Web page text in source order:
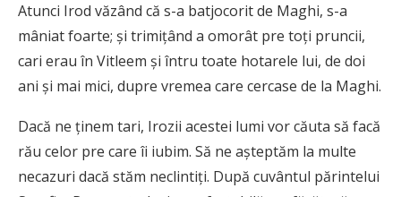
Atunci Irod văzând că s-a batjocorit de Maghi, s-a
mâniat foarte; și trimiţând a omorât pre toţi pruncii,
cari erau în Vitleem şi întru toate hotarele lui, de doi
ani şi mai mici, dupre vremea care cercase de la Maghi.
Dacă ne ținem tari, Irozii acestei lumi vor căuta să facă
rău celor pre care îi iubim. Să ne așteptăm la multe
necazuri dacă stăm neclintiți. După cuvântul părintelui